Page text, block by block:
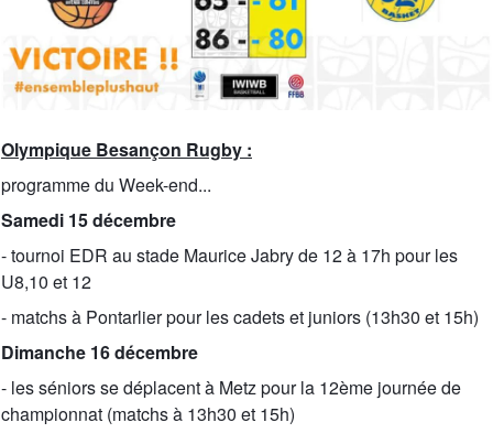
Olympique Besançon Rugby :
programme du Week-end...
Samedi 15 décembre
- tournoi EDR au stade Maurice Jabry de 12 à 17h pour les
U8,10 et 12
- matchs à Pontarlier pour les cadets et juniors (13h30 et 15h)
Dimanche 16 décembre
- les séniors se déplacent à Metz pour la 12ème journée de
championnat (matchs à 13h30 et 15h)